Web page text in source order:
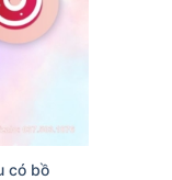
có bồ